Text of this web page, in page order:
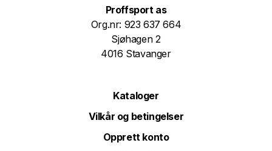
Proffsport as
Org.nr: 923 637 664
Sjøhagen 2
4016 Stavanger
Kataloger
Vilkår og betingelser
Opprett konto